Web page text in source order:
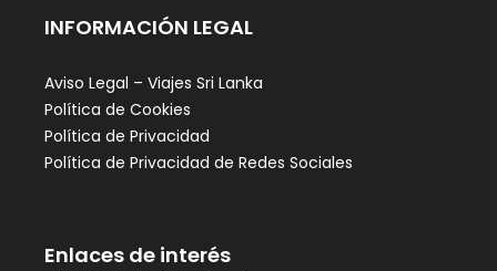
INFORMACIÓN LEGAL
Aviso Legal – Viajes Sri Lanka
Política de Cookies
Política de Privacidad
Política de Privacidad de Redes Sociales
Enlaces de interés